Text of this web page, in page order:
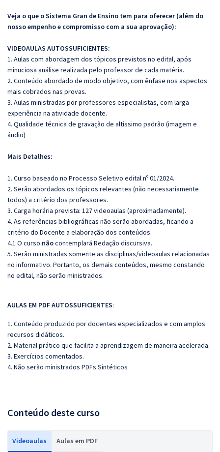
Veja o que o Sistema Gran de Ensino tem para oferecer (além do
nosso empenho e compromisso com a sua aprovação):
VIDEOAULAS AUTOSSUFICIENTES:
1. Aulas com abordagem dos tópicos previstos no edital, após
minuciosa análise realizada pelo professor de cada matéria.
2. Conteúdo abordado de modo objetivo, com ênfase nos aspectos
mais cobrados nas provas.
3. Aulas ministradas por professores especialistas, com larga
experiência na atividade docente.
4. Qualidade técnica de gravação de altíssimo padrão (imagem e
áudio)
Mais Detalhes:
1. Curso baseado no Processo Seletivo edital nº 01/2024.
2. Serão abordados os tópicos relevantes (não necessariamente
todos) a critério dos professores.
3. Carga horária prevista: 127 videoaulas (aproximadamente).
4. As referências bibliográficas não serão abordadas, ficando a
critério do Docente a elaboração dos conteúdos.
4.1 O curso nãocontemplará Redação discursiva.
5. Serão ministradas somente as disciplinas/videoaulas relacionadas
no informativo. Portanto, os demais conteúdos, mesmo constando
no edital, não serão ministrados.
AULAS EM PDF AUTOSSUFICIENTES:
1. Conteúdo produzido por docentes especializados e com amplos
recursos didáticos.
2. Material prático que facilita a aprendizagem de maneira acelerada.
3. Exercícios comentados.
4. Não serão ministrados PDFs Sintéticos
Conteúdo deste curso
Videoaulas Aulas em PDF